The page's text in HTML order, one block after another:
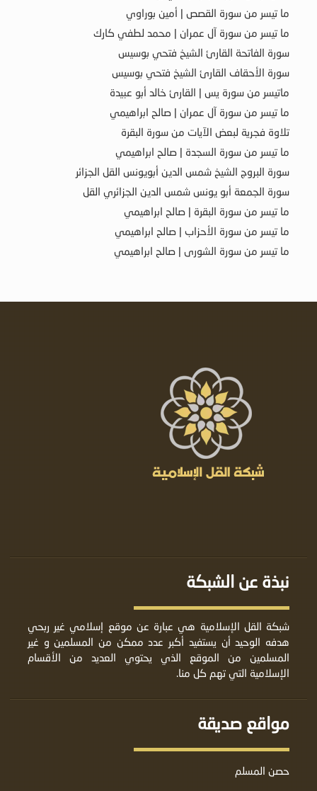
ما تيسر من سورة القصص | أمين بوراوي
ما تيسر من سورة آل عمران | محمد لطفي كارك
سورة الفاتحة القارئ الشيخ فتحي بوسيس
سورة الأحقاف القارئ الشيخ فتحي بوسيس
ماتيسر من سورة يس | القارئ خالد أبو عبيدة
ما تيسر من سورة آل عمران | صالح ابراهيمي
تلاوة فجرية لبعض الآيات من سورة البقرة
ما تيسر من سورة السجدة | صالح ابراهيمي
سورة البروج الشيخ شمس الدين أبويونس القل الجزائر
سورة الجمعة أبو يونس شمس الدين الجزائري القل
ما تيسر من سورة البقرة | صالح ابراهيمي
ما تيسر من سورة الأحزاب | صالح ابراهيمي
ما تيسر من سورة الشورى | صالح ابراهيمي
نبذة عن الشبكة
شبكة القل الإسلامية هي عبارة عن موقع إسلامي غير ربحي
هدفه الوحيد أن يستفيد أكبر عدد ممكن من المسلمين و غير
المسلمين من الموقع الذي يحتوي العديد من الأقسام
الإسلامية التي تهم كل منا.
مواقع صديقة
حصن المسلم